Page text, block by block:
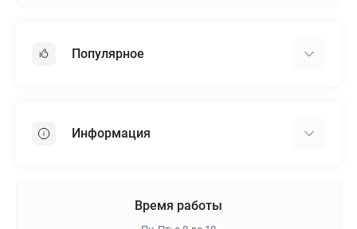
Популярное
Пенопласт
Информация
Время работы